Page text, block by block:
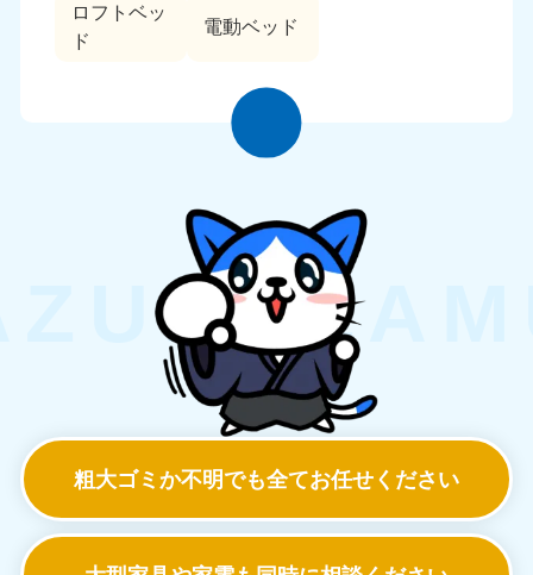
ロフトベッ
ド
電動ベッド
粗大ゴミか不明でも全てお任せください